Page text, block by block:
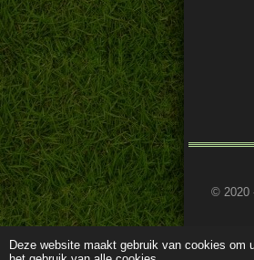
Deze website maakt gebruik van cookies om
© 2020